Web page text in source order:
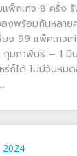
พ็กเกจ 8 ครั้ง
งพร้อมกันหลาย
ง 99 แพ็คเกจเท่
กุมภาพันธ์ – 1
ร่ก็ได้ ไม่มีวันหม
2024